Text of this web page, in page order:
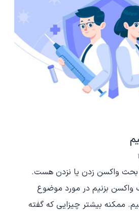
بحث واکسن زدن یا نزدن هست.
واکسن بزنیم در مورد موضوع
ممکنه بیشتر چیزایی که گفته